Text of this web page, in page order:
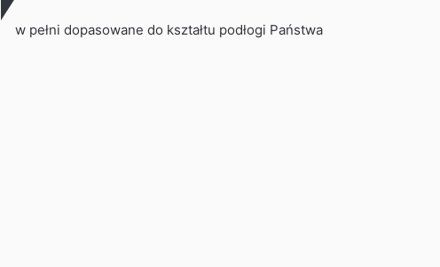
w pełni dopasowane do kształtu podłogi Państwa